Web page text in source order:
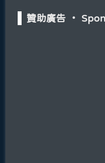
贊助廣告 ‧